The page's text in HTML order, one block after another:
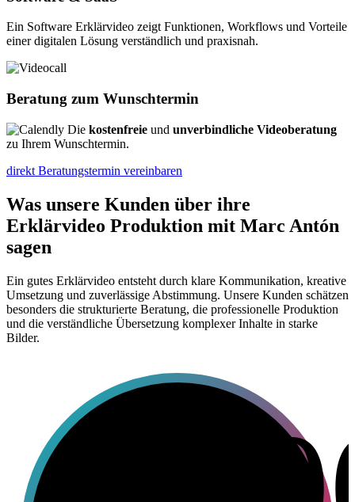
Ein Software Erklärvideo zeigt Funktionen, Workflows und Vorteile
einer digitalen Lösung verständlich und praxisnah.
Beratung zum Wunschtermin
Die kostenfreie und unverbindliche Videoberatung
zu Ihrem Wunschtermin.
direkt Beratungstermin vereinbaren
Was unsere Kunden über ihre
Erklärvideo Produktion mit Marc Antón
sagen
Ein gutes Erklärvideo entsteht durch klare Kommunikation, kreative
Umsetzung und zuverlässige Abstimmung. Unsere Kunden schätzen
besonders die strukturierte Beratung, die professionelle Produktion
und die verständliche Übersetzung komplexer Inhalte in starke
Bilder.